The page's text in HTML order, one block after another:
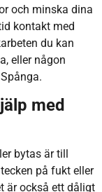
och minska dina
kontakt med
du kan
eller någon
med
bytas är till
på fukt eller
är också ett dåligt